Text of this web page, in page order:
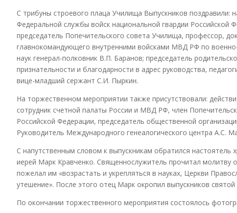
С трибуны строевого плаца Училища Выпускников поздравили:
Федеральной службы войск национальной гвардии
председатель Попечительского совета Училища, профессор,
главнокомандующего внутренними войсками МВД РФ по
наук генерал-полковник В.П. Баранов; председатель
признательности и благодарности в адрес руководства,
вице-младший сержант С.И. Пыркин.
На торжественном мероприятии также присутствовали:
сотрудник счетной палаты России и МВД РФ, член
Российской Федерации, председатель общественной
Руководитель Международного генеалогического центра А.С.
С напутственным словом к выпускникам обратился
иерей Марк Кравченко. Священнослужитель прочитал молитву
пожелал им «возрастать и укрепляться в науках, Церкви
утешение». После этого отец Марк окропил выпускников святой
По окончании торжественного мероприятия состоялось